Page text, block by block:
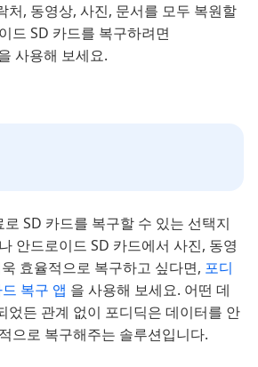
처, 동영상, 사진, 문서를 모두 복원할
드 SD 카드를 복구하려면
사용해 보세요.
SD 카드를 복구할 수 있는 선택지
안드로이드 SD 카드에서 사진, 동영
효율적으로 복구하고 싶다면, 포디
복구 앱 을 사용해 보세요. 어떤 데
었든 관계 없이 포디딕은 데이터를 안
으로 복구해주는 솔루션입니다.